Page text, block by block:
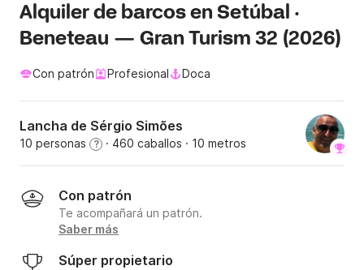
Alquiler de barcos en Setúbal ·
Beneteau — Gran Turism 32 (2026)
Con patrón Profesional Doca
Lancha de Sérgio Simões
10 personas ? · 460 caballos · 10 metros
Con patrón
Te acompañará un patrón.
Saber más
Súper propietario